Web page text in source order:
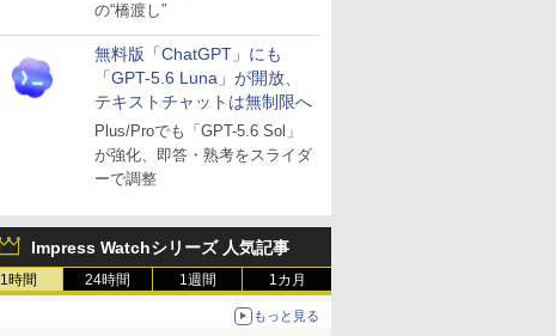
の“橋渡し”
無料版「ChatGPT」にも
「GPT-5.6 Luna」が開放、
テキストチャットは無制限へ
Plus/Proでも「GPT-5.6 Sol」
が強化、即答・熟考をスライダ
ーで調整
Impress Watchシリーズ 人気記事
1時間 24時間 1週間 1カ月
もっと見る